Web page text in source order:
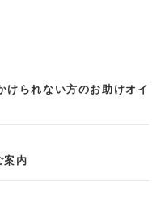
けられない方のお助けオイ
案内